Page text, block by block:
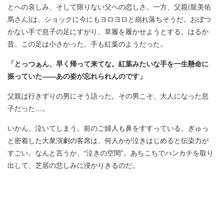
とへの哀しみ、そして限りない父への恋しさ。一方、父親(龍美佑
馬さん)は、ショックに今にもヨロヨロと崩れ落ちそうだ。おぼつ
かない手で息子の足にすがり、草履を履かせようとする。はるか
昔、この足は小さかった。手も紅葉のようだった。
「とっつぁん、早く帰って来てな。紅葉みたいな手を一生懸命に
振っていた――あの姿が忘れられんのです」
父親は行きずりの男にそう語った。その男こそ、大人になった息
子だった…。
いかん、泣いてしまう。前のご婦人も鼻をすすっている。ぎゅっ
と密着した大衆演劇の客席は、何人かが泣きはじめると伝染力が
すごい。なんと言うか、“泣きの空間”。あちこちでハンカチを取り
出して、芝居の悲しみに浸かりきるのだ。